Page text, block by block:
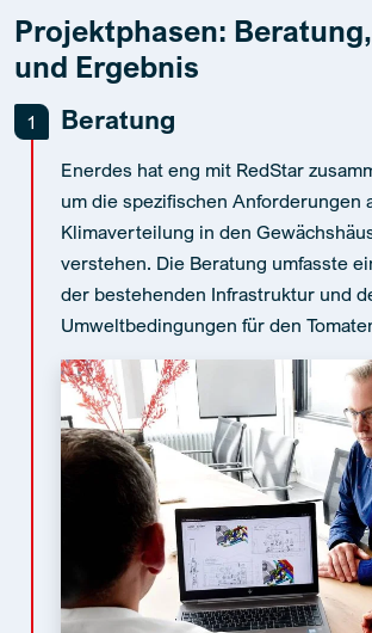
Projektphasen:
und Ergebnis
1 Beratung
Enerdes hat eng mit RedStar
um die spezifischen Anforderungen
Klimaverteilung in den
verstehen. Die Beratung umfasste
der bestehenden Infrastruktur und
Umweltbedingungen für den